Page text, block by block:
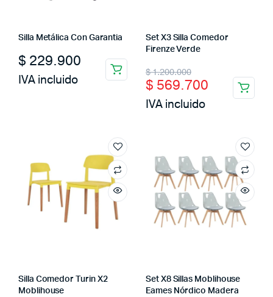
Silla Metálica Con Garantia
$ 229.900
IVA incluido
Set X3 Silla Comedor
Firenze Verde
$1.200.000
Original
price
was:
$ 569.700
Current
price
is:
IVA incluido
Silla Comedor Turin X2
Moblihouse
Set X8 Sillas Moblihouse
Eames Nórdico Madera